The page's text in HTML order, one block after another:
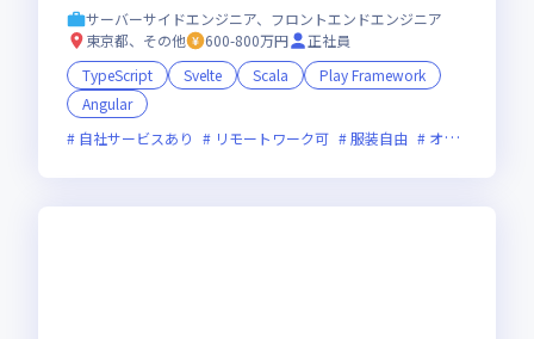
サーバーサイドエンジニア、フロントエンドエンジニア
東京都、その他
600-800万円
正社員
TypeScript
Svelte Scala
Play Framework
Angular
自社サービスあり
リモートワーク可 服装自由 オンライン選考可